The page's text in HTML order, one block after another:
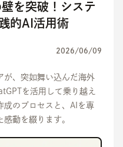
を突破！システ
的AI活用術
2026/06/09
が、突如舞い込んだ海外
を活用して乗り越え
成のプロセスと、AIを専
動を綴ります。